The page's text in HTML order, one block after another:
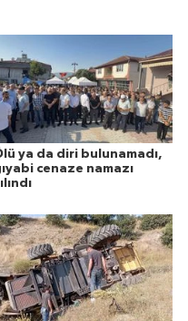
ya da diri bulunamadı,
cenaze namazı